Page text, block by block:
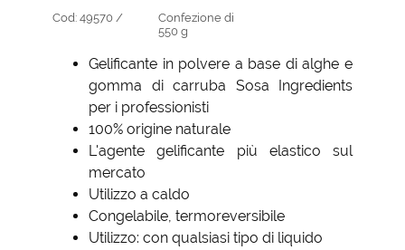
Cod: 49570 /
Confezione di
550 g
Gelificante in polvere a base di alghe e
gomma di carruba Sosa Ingredients
per i professionisti
100% origine naturale
L'agente gelificante più elastico sul
mercato
Utilizzo a caldo
Congelabile, termoreversibile
Utilizzo: con qualsiasi tipo di liquido